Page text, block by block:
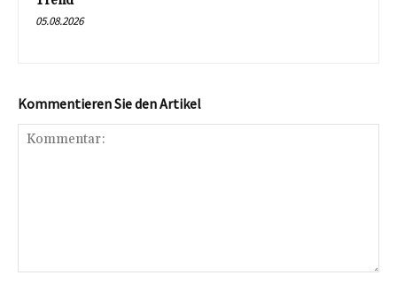
05.08.2026
Kommentieren Sie den Artikel